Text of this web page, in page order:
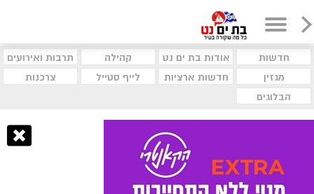
חדשות אודות בת ים נט קהילה
תרבות ואירועים
מגזין
חדשות ארציות לייף סטייל
צרכנות
הבלוגים